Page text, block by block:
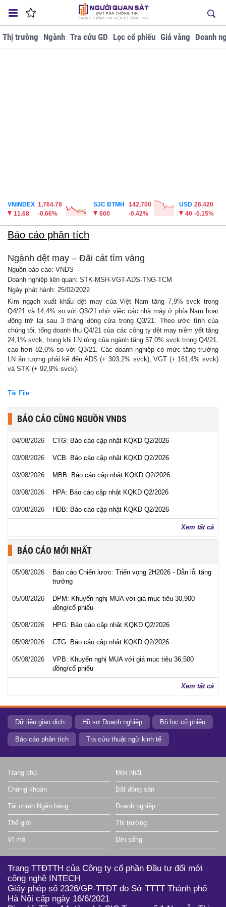
Thị trường Ngành Tra cứu GD Lọc cổ phiếu Giá vàng Doanh
VNINDEX 1,764.78
11.68
-0.66%
SJC BTMH
142,700
600
-0.42%
USD 26,420
40 -0.15%
Báo cáo phân tích
Ngành dệt may – Đãi cát tìm vàng
Nguồn báo cáo: VNDS
Doanh nghiệp liên quan: STK-MSH-VGT-ADS-TNG-TCM
Ngày phát hành: 25/02/2022
Kim ngạch xuất khẩu dệt may của Việt Nam tăng 7,9% svck trong
Q4/21 và 14,4% so với Q3/21 nhờ việc các nhà máy ở phía Nam hoạt
động trở lại sau 3 tháng đóng cửa trong Q3/21. Theo ước tính của
chúng tôi, tổng doanh thu Q4/21 của các công ty dệt may niêm yết tăng
24,1% svck, trong khi LN ròng của ngành tăng 57,0% svck trong Q4/21,
cao hơn 82,0% so với Q3/21. Các doanh nghiệp có mức tăng trưởng
LN ấn tượng phải kể đến ADS (+ 303,2% svck), VGT (+ 161,4% svck)
và STK (+ 92,9% svck).
Tải File
BÁO CÁO CÙNG NGUỒN VNDS
04/08/2026 CTG: Báo cáo cập nhật KQKD Q2/2026
03/08/2026 VCB: Báo cáo cập nhật KQKD Q2/2026
03/08/2026 MBB: Báo cáo cập nhật KQKD Q2/2026
03/08/2026 HPA: Báo cáo cập nhật KQKD Q2/2026
03/08/2026 HDB: Báo cáo cập nhật KQKD Q2/2026
Xem tất cả
BÁO CÁO MỚI NHẤT
05/08/2026
Báo cáo Chiến lược: Triển vọng 2H2026 - Dẫn lỗi tăng
trưởng
05/08/2026
DPM: Khuyến nghị MUA với giá mục tiêu 30,900
đồng/cổ phiếu
05/08/2026 HPG: Báo cáo cập nhật KQKD Q2/2026
05/08/2026 CTG: Báo cáo cập nhật KQKD Q2/2026
05/08/2026
VPB: Khuyến nghị MUA với giá mục tiêu 36,500
đồng/cổ phiếu
Xem tất cả
Dữ liệu giao dịch Hồ sơ Doanh nghiệp Bộ lọc cổ phiếu
Báo cáo phân tích Tra cứu thuật ngữ kinh tế
Trang chủ Mới nhất
Chứng khoán Bất động sản
Tài chính Ngân hàng Doanh nghiệp
Thế giới Thị trường
Vĩ mô Đời sống
Trang TTĐTTH của Công ty cổ phần Đầu tư đổi mới
công nghệ INTECH
Giấy phép số 2326/GP-TTĐT do Sở TTTT Thành phố
Hà Nội cấp ngày 16/6/2021